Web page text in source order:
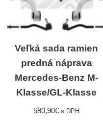
Veľká sada ramien
predná náprava
Mercedes-Benz M-
Klasse/GL-Klasse
580,90€ s DPH